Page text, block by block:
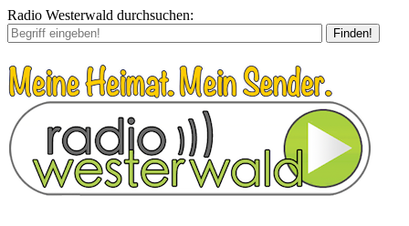
Radio Westerwald durchsuchen:
Finden!